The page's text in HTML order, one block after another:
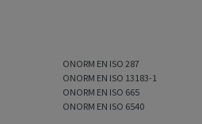
ONORM EN ISO 287
ONORM EN ISO 13183-1
ONORM EN ISO 665
ONORM EN ISO 6540